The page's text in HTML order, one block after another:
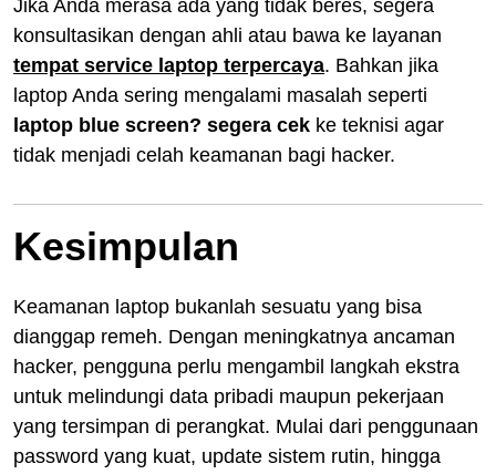
Jika Anda merasa ada yang tidak beres, segera
konsultasikan dengan ahli atau bawa ke layanan
tempat service laptop terpercaya. Bahkan jika
laptop Anda sering mengalami masalah seperti
laptop blue screen? segera cek ke teknisi agar
tidak menjadi celah keamanan bagi hacker.
Kesimpulan
Keamanan laptop bukanlah sesuatu yang bisa
dianggap remeh. Dengan meningkatnya ancaman
hacker, pengguna perlu mengambil langkah ekstra
untuk melindungi data pribadi maupun pekerjaan
yang tersimpan di perangkat. Mulai dari penggunaan
password yang kuat, update sistem rutin, hingga